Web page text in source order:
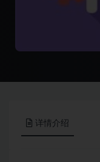
详情介绍